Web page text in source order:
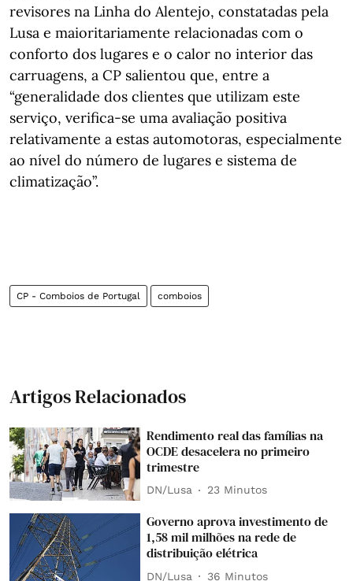
revisores na Linha do Alentejo, constatadas pela
Lusa e maioritariamente relacionadas com o
conforto dos lugares e o calor no interior das
carruagens, a CP salientou que, entre a
“generalidade dos clientes que utilizam este
serviço, verifica-se uma avaliação positiva
relativamente a estas automotoras, especialmente
ao nível do número de lugares e sistema de
climatização”.
CP - Comboios de Portugal comboios
Artigos Relacionados
Rendimento real das famílias na
OCDE desacelera no primeiro
trimestre
DN/Lusa 23 Minutos
Governo aprova investimento de
1,58 mil milhões na rede de
distribuição elétrica
DN/Lusa 36 Minutos